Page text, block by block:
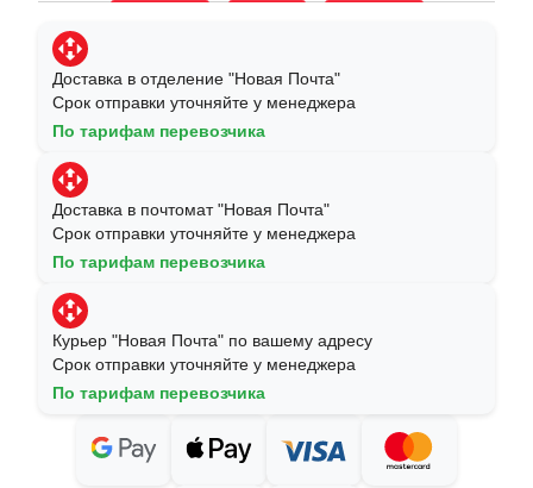
Доставка в отделение "Новая Почта"
Срок отправки уточняйте у менеджера
По тарифам перевозчика
Доставка в почтомат "Новая Почта"
Срок отправки уточняйте у менеджера
По тарифам перевозчика
Курьер "Новая Почта" по вашему адресу
Срок отправки уточняйте у менеджера
По тарифам перевозчика